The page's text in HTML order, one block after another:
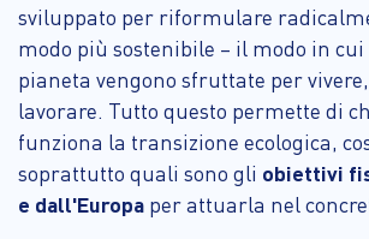
sviluppato per riformulare
modo più sostenibile – il modo in
pianeta vengono sfruttate per
lavorare. Tutto questo permette di
funziona la transizione ecologica,
soprattutto quali sono gli obiettivi
e dall'Europa per attuarla nel